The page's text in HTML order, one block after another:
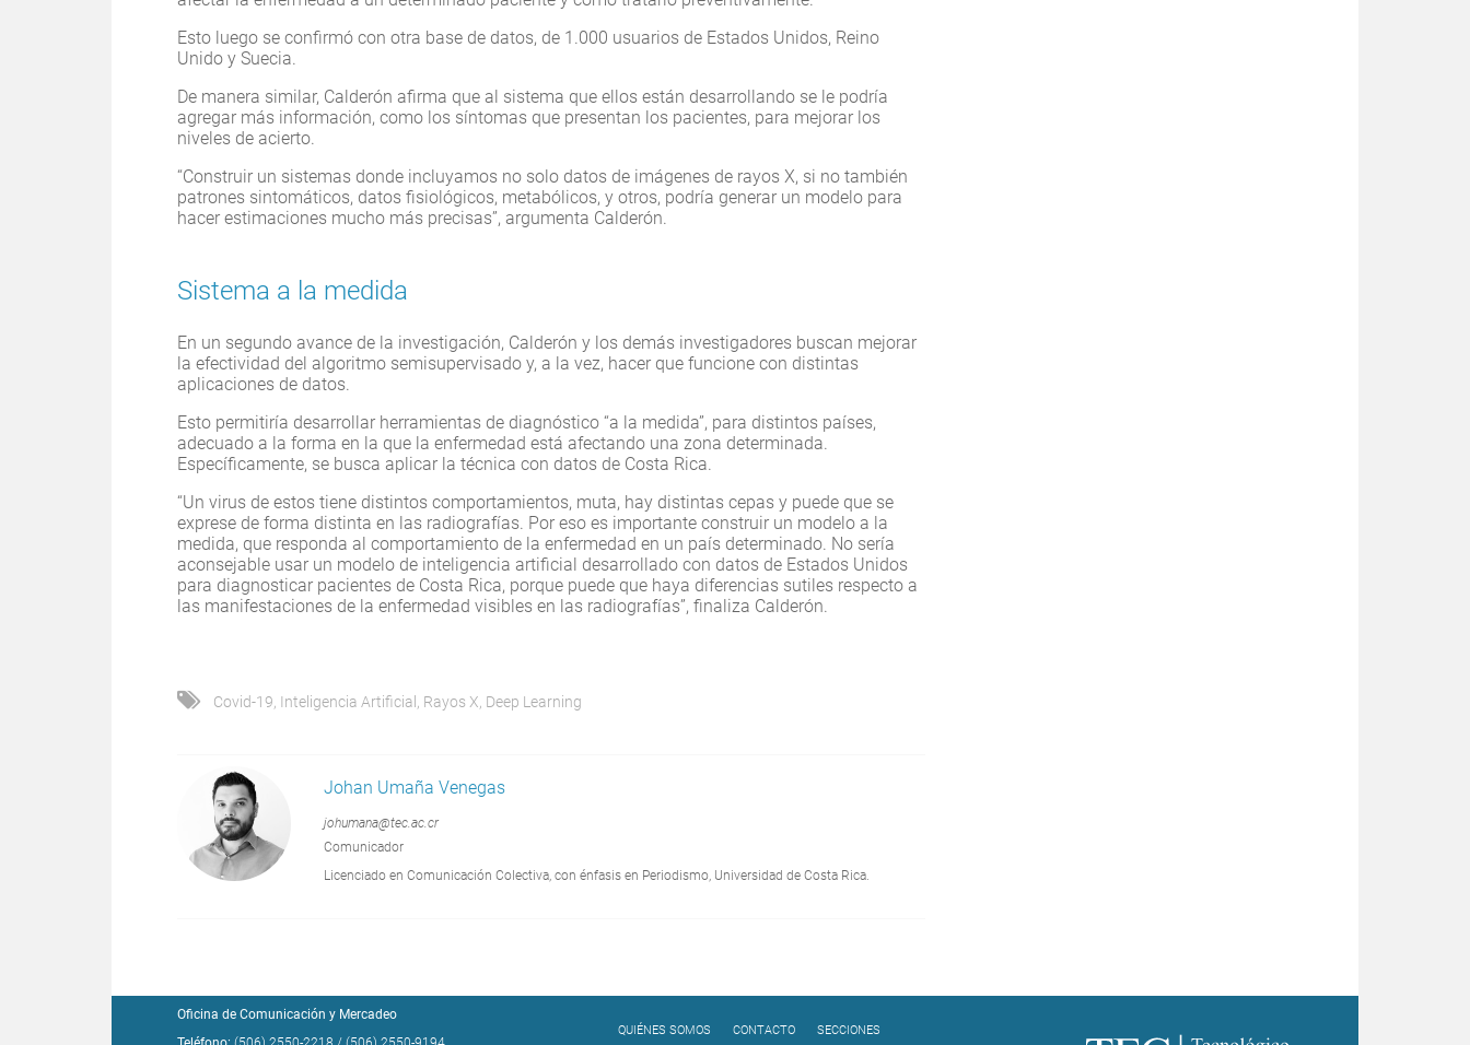
Esto luego se confirmó con otra base de datos, de 1.000 usuarios de Estados Unidos, Reino
Unido y Suecia.
De manera similar, Calderón afirma que al sistema que ellos están desarrollando se le podría
agregar más información, como los síntomas que presentan los pacientes, para mejorar los
niveles de acierto.
“Construir un sistemas donde incluyamos no solo datos de imágenes de rayos X, si no también
patrones sintomáticos, datos fisiológicos, metabólicos, y otros, podría generar un modelo para
hacer estimaciones mucho más precisas”, argumenta Calderón.
Sistema a la medida
En un segundo avance de la investigación, Calderón y los demás investigadores buscan mejorar
la efectividad del algoritmo semisupervisado y, a la vez, hacer que funcione con distintas
aplicaciones de datos.
Esto permitiría desarrollar herramientas de diagnóstico “a la medida”, para distintos países,
adecuado a la forma en la que la enfermedad está afectando una zona determinada.
Específicamente, se busca aplicar la técnica con datos de Costa Rica.
“Un virus de estos tiene distintos comportamientos, muta, hay distintas cepas y puede que se
exprese de forma distinta en las radiografías. Por eso es importante construir un modelo a la
medida, que responda al comportamiento de la enfermedad en un país determinado. No sería
aconsejable usar un modelo de inteligencia artificial desarrollado con datos de Estados Unidos
para diagnosticar pacientes de Costa Rica, porque puede que haya diferencias sutiles respecto a
las manifestaciones de la enfermedad visibles en las radiografías”, finaliza Calderón.
Covid-19, Inteligencia Artificial , Rayos X, Deep Learning
Johan Umaña Venegas
johumana@tec.ac.cr
Comunicador
Licenciado en Comunicación Colectiva, con énfasis en Periodismo, Universidad de Costa Rica.
Oficina de Comunicación y Mercadeo
QUIÉNES SOMOS CONTACTO SECCIONES